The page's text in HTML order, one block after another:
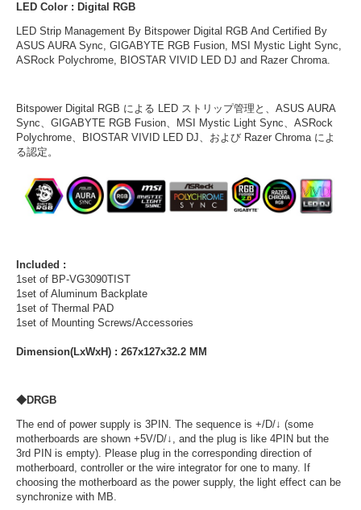
LED Color : Digital RGB
LED Strip Management By Bitspower Digital RGB And Certified By
ASUS AURA Sync, GIGABYTE RGB Fusion, MSI Mystic Light Sync,
ASRock Polychrome, BIOSTAR VIVID LED DJ and Razer Chroma.
Bitspower Digital RGB による LED ストリップ管理と、ASUS AURA
Sync、GIGABYTE RGB Fusion、MSI Mystic Light Sync、ASRock
Polychrome、BIOSTAR VIVID LED DJ、および Razer Chroma によ
る認定。
Included :
1set of BP-VG3090TIST
1set of Aluminum Backplate
1set of Thermal PAD
1set of Mounting Screws/Accessories
Dimension(LxWxH) : 267x127x32.2 MM
◆DRGB
The end of power supply is 3PIN. The sequence is +/D/↓ (some
motherboards are shown +5V/D/↓, and the plug is like 4PIN but the
3rd PIN is empty). Please plug in the corresponding direction of
motherboard, controller or the wire integrator for one to many. If
choosing the motherboard as the power supply, the light effect can be
synchronize with MB.